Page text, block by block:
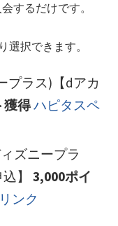
するだけです。
選択できます。
プラス)【dアカ
獲得ハピタスペ
ズニープラ
】
3,000ポイ
ンク